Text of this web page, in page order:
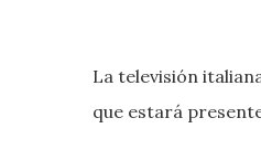
La televisión
que estará